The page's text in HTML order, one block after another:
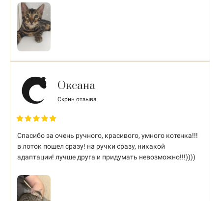
Оксана
Скрин отзыва
Спасибо за очень ручного, красивого, умного котенка!!!
в лоток пошел сразу! на ручки сразу, никакой
адаптации! лучше друга и придумать невозможно!!!))))